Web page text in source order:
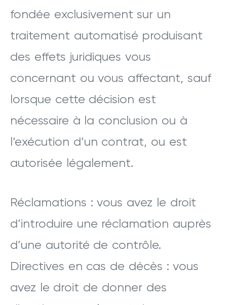
fondée exclusivement sur un
traitement automatisé produisant
des effets juridiques vous
concernant ou vous affectant, sauf
lorsque cette décision est
nécessaire à la conclusion ou à
l’exécution d’un contrat, ou est
autorisée légalement.
Réclamations : vous avez le droit
d’introduire une réclamation auprès
d’une autorité de contrôle.
Directives en cas de décès : vous
avez le droit de donner des